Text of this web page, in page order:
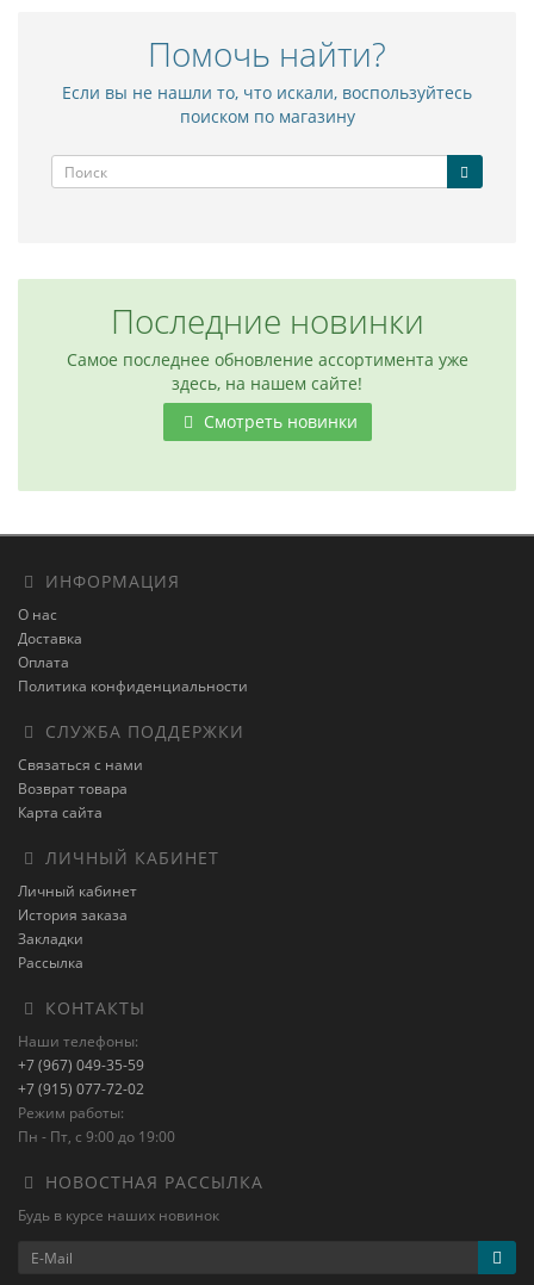
Помочь найти?
Если вы не нашли то, что искали, воспользуйтесь
поиском по магазину
Последние новинки
Самое последнее обновление ассортимента уже
здесь, на нашем сайте!
Смотреть новинки
ИНФОРМАЦИЯ
О нас
Доставка
Оплата
Политика конфиденциальности
СЛУЖБА ПОДДЕРЖКИ
Связаться с нами
Возврат товара
Карта сайта
ЛИЧНЫЙ КАБИНЕТ
Личный кабинет
История заказа
Закладки
Рассылка
КОНТАКТЫ
Наши телефоны:
+7 (967) 049-35-59
+7 (915) 077-72-02
Режим работы:
Пн - Пт, с 9:00 до 19:00
НОВОСТНАЯ РАССЫЛКА
Будь в курсе наших новинок